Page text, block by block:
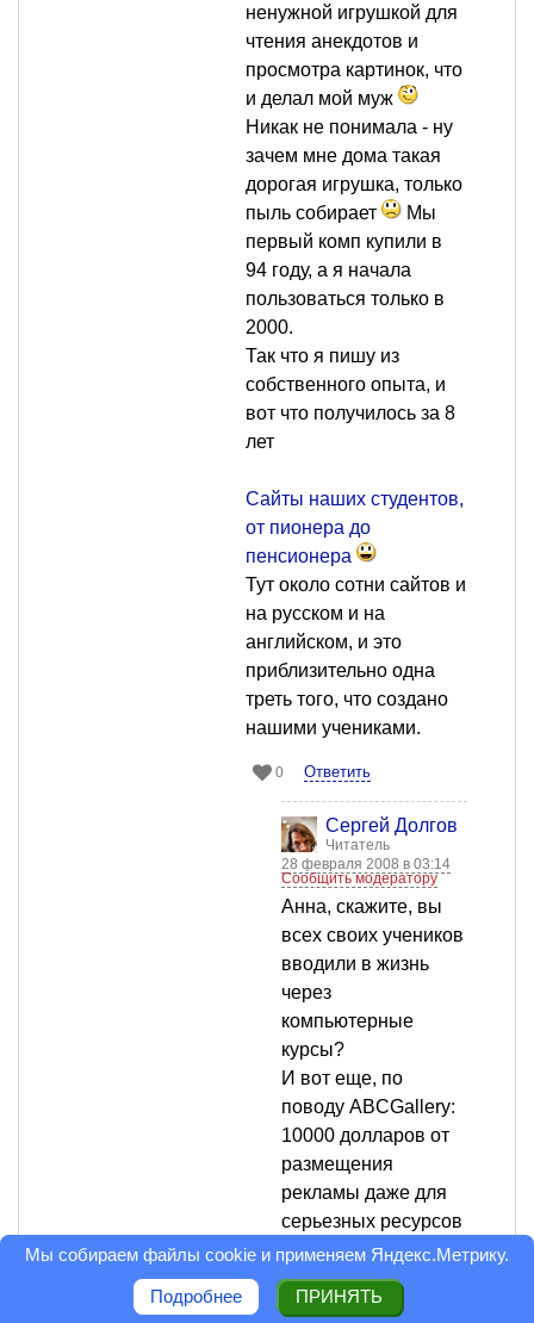
ненужной игрушкой для
чтения анекдотов и
просмотра картинок, что
и делал мой муж
Никак не понимала - ну
зачем мне дома такая
дорогая игрушка, только
пыль собирает
Мы
первый комп купили в
94 году, а я начала
пользоваться только в
2000.
Так что я пишу из
собственного опыта, и
вот что получилось за 8
лет
Сайты наших студентов,
от пионера до
пенсионера
Тут около сотни сайтов и
на русском и на
английском, и это
приблизительно одна
треть того, что создано
нашими учениками.
0 Ответить
Сергей Долгов
Читатель
28 февраля 2008 в 03:14
Сообщить модератору
Анна, скажите, вы
всех своих учеников
вводили в жизнь
через
компьютерные
курсы?
И вот еще, по
поводу ABCGallery:
10000 долларов от
размещения
рекламы даже для
серьезных ресурсов
типа adme - это
немало. Каким же
образом сайт без
Мы собираем файлы cookie и применяем Яндекс.Метрику.
Подробнее ПРИНЯТЬ